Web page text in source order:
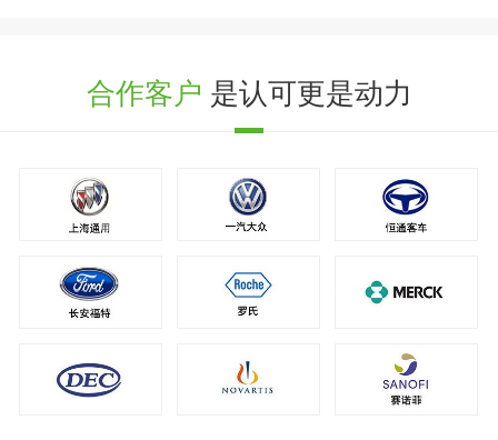
合作客户 是认可更是动力